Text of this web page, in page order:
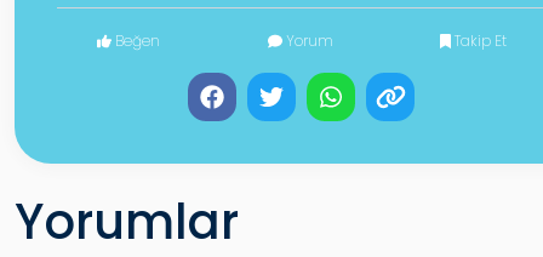
Beğen Yorum Takip Et
Yorumlar